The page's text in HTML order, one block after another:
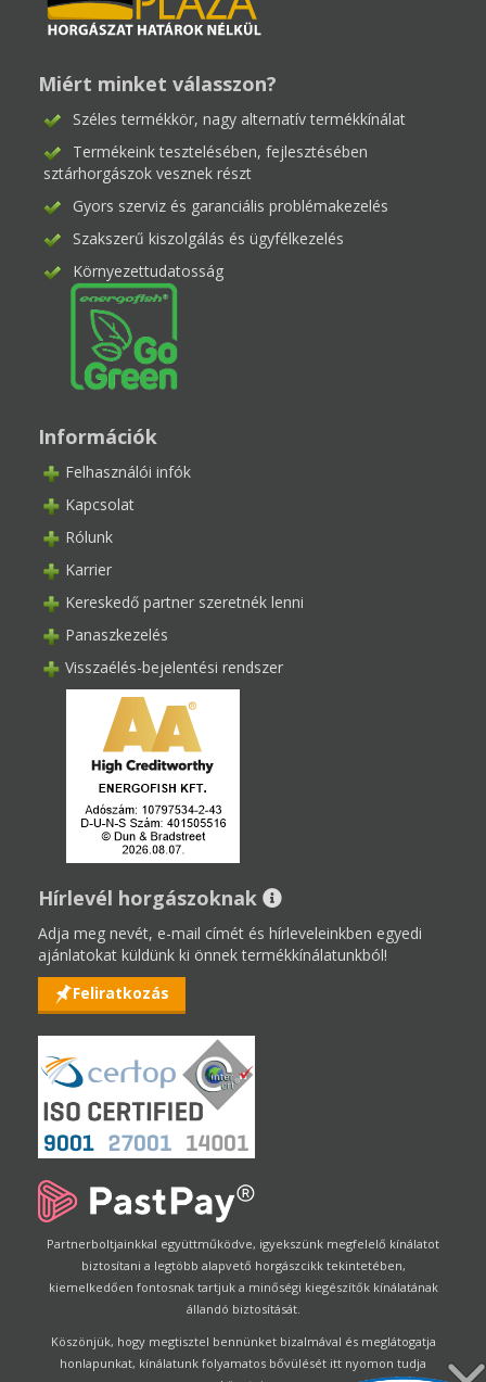
Miért minket válasszon?
Széles termékkör, nagy alternatív termékkínálat
Termékeink tesztelésében, fejlesztésében
sztárhorgászok vesznek részt
Gyors szerviz és garanciális problémakezelés
Szakszerű kiszolgálás és ügyfélkezelés
Környezettudatosság
Információk
Felhasználói infók
Kapcsolat
Rólunk
Karrier
Kereskedő partner szeretnék lenni
Panaszkezelés
Visszaélés-bejelentési rendszer
Hírlevél horgászoknak
Adja meg nevét, e-mail címét és hírleveleinkben egyedi
ajánlatokat küldünk ki önnek termékkínálatunkból!
Feliratkozás
Partnerboltjainkkal együttműködve, igyekszünk megfelelő kínálatot
biztosítani a legtöbb alapvető horgászcikk tekintetében,
kiemelkedően fontosnak tartjuk a minőségi kiegészítők kínálatának
állandó biztosítását.
Köszönjük, hogy megtisztel bennünket bizalmával és meglátogatja
honlapunkat, kínálatunk folyamatos bővülését itt nyomon tudja